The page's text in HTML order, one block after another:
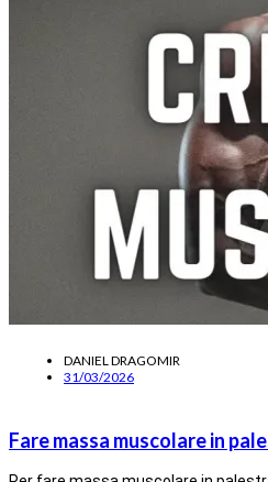
DANIEL DRAGOMIR
31/03/2026
Fare massa muscolare in